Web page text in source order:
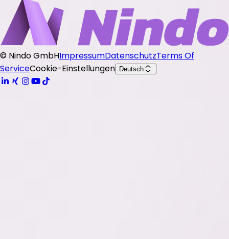
© Nindo GmbHImpressumDatenschutzTerms Of
ServiceCookie-Einstellungen Deutsch